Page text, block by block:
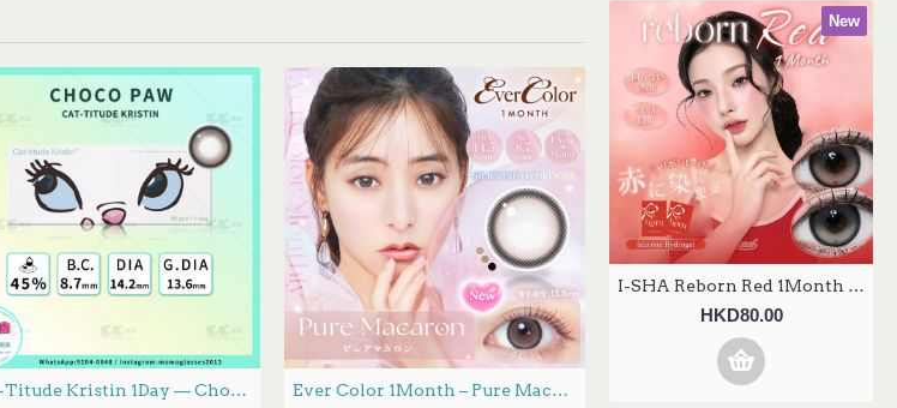
New
I-SHA Reborn Red 1Month 2選色 月拋 每盒1片
HKD80.00
Cat-Titude Kristin 1Day — Choco Paw 日抛 10片裝(0-700度現貨） Ever Color 1Month – Pure Macaron 月拋 每盒2片